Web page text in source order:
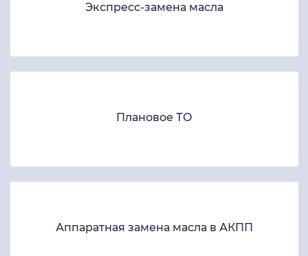
Экспресс-замена масла
Плановое ТО
Аппаратная замена масла в АКПП